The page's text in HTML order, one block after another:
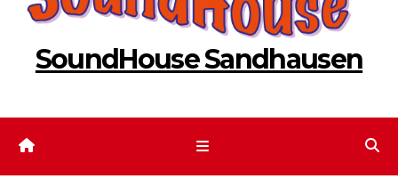
SoundHouse Sandhausen